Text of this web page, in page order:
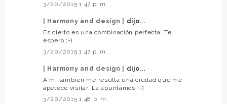
3/20/2015 1:47 p. m.
| Harmony and design |
dijo...
Es cierto es una combinación perfecta. Te
espero ;-)
3/20/2015 1:47 p. m.
| Harmony and design |
dijo...
A mí también me resulta una ciudad que me
apetece visitar. La apuntamos :-)
3/20/2015 1:48 p. m.